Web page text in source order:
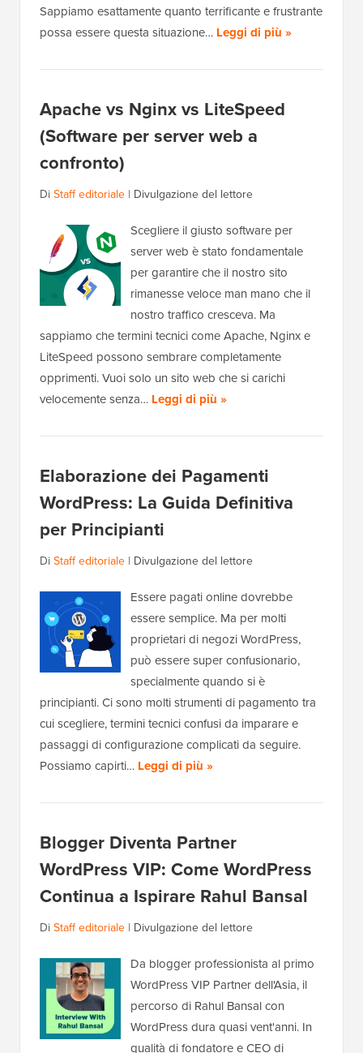
Sappiamo esattamente quanto terrificante e frustrante
possa essere questa situazione… Leggi di più »
Apache vs Nginx vs LiteSpeed
(Software per server web a
confronto)
DiStaff editoriale | Divulgazione del lettore
Scegliere il giusto software per
server web è stato fondamentale
per garantire che il nostro sito
rimanesse veloce man mano che il
nostro traffico cresceva. Ma
sappiamo che termini tecnici come Apache, Nginx e
LiteSpeed possono sembrare completamente
opprimenti. Vuoi solo un sito web che si carichi
velocemente senza… Leggi di più »
Elaborazione dei Pagamenti
WordPress: La Guida Definitiva
per Principianti
DiStaff editoriale | Divulgazione del lettore
Essere pagati online dovrebbe
essere semplice. Ma per molti
proprietari di negozi WordPress,
può essere super confusionario,
specialmente quando si è
principianti. Ci sono molti strumenti di pagamento tra
cui scegliere, termini tecnici confusi da imparare e
passaggi di configurazione complicati da seguire.
Possiamo capirti… Leggi di più »
Blogger Diventa Partner
WordPress VIP: Come WordPress
Continua a Ispirare Rahul Bansal
DiStaff editoriale | Divulgazione del lettore
Da blogger professionista al primo
WordPress VIP Partner dell'Asia, il
percorso di Rahul Bansal con
WordPress dura quasi vent'anni. In
qualità di fondatore e CEO di